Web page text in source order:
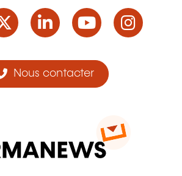
TwitterLinkedInYouTube
Nous contacter